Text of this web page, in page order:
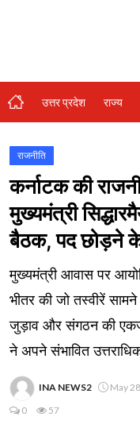
विशेष स्टोरी
अजब गजब
नई दिल्ली
कृषि
टेक्नोलॉजी / बिजनेस
वायरल न्यूज़
उत्तर प्रदेश राज्य
राजनीति
कर्नाटक की
मुख्यमंत्री
बैठक, पद छोड़ने
मुख्यमंत्री आवास पर
भीतर की जो तस्वीरें
जुड़ाव और संगठन की
ने अपने संभावित
INA NEWS2 May
0
57